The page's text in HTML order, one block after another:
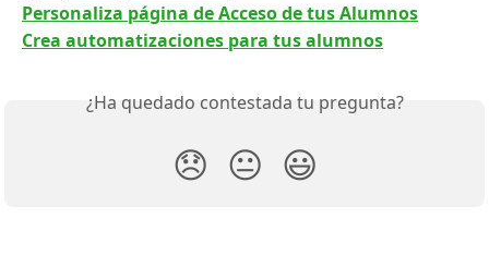
Personaliza página de Acceso de tus Alumnos
Crea automatizaciones para tus alumnos
¿Ha quedado contestada tu pregunta?
😞 😐 😃